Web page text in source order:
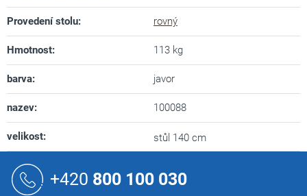
Provedení stolu: rovný
Hmotnost: 113 kg
barva: javor
nazev: 100088
velikost: stůl 140 cm
+420 800 100 030